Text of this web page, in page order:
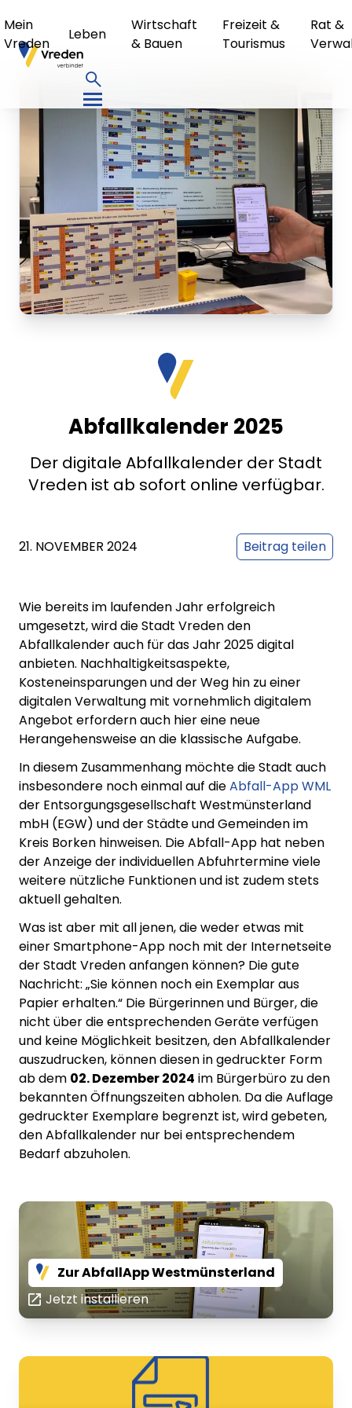
Mein
Vreden
Leben
Wirtschaft
& Bauen
Freizeit &
Tourismus
Rat &
Abfallkalender 2025
Der digitale Abfallkalender der Stadt
Vreden ist ab sofort online verfügbar.
21. NOVEMBER 2024 Beitrag teilen
Wie bereits im laufenden Jahr erfolgreich
umgesetzt, wird die Stadt Vreden den
Abfallkalenderauch für das Jahr 2025 digital
anbieten. Nachhaltigkeitsaspekte,
Kosteneinsparungen und der Weg hin zu einer
digitalen Verwaltung mit vornehmlich digitalem
Angebot erfordern auch hier eine neue
Herangehensweise an die klassische Aufgabe.
In diesem Zusammenhang möchte die Stadt auch
insbesondere noch einmal auf dieAbfall-App WML
der Entsorgungsgesellschaft Westmünsterland
mbH (EGW) und der Städte und Gemeinden im
Kreis Borken hinweisen. Die Abfall-App hat neben
der Anzeige der individuellen Abfuhrtermine viele
weitere nützliche Funktionen und ist zudem stets
aktuell gehalten.
Was ist aber mit all jenen, die weder etwas mit
einer Smartphone-App noch mit der Internetseite
der Stadt Vreden anfangen können? Die gute
Nachricht: „Sie können noch ein Exemplar aus
Papier erhalten.“ Die Bürgerinnen und Bürger, die
nicht über die entsprechenden Geräte verfügen
und keine Möglichkeit besitzen, den Abfallkalender
auszudrucken, können diesen in gedruckter Form
ab dem 02. Dezember 2024 im Bürgerbüro zu den
bekannten Öffnungszeiten abholen. Da die Auflage
gedruckter Exemplare begrenzt ist, wird gebeten,
den Abfallkalender nur bei entsprechendem
Bedarf abzuholen.
Zur AbfallApp Westmünsterland
Jetzt installieren